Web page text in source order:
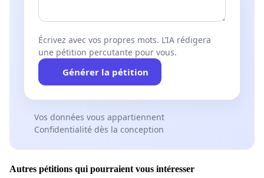
Écrivez avec vos propres mots. L’IA rédigera
une pétition percutante pour vous.
Générer la pétition
Vos données vous appartiennent
Confidentialité dès la conception
Autres pétitions qui pourraient vous intéresser